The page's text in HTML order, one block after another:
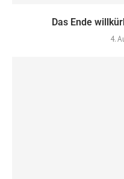
Das Ende
4.